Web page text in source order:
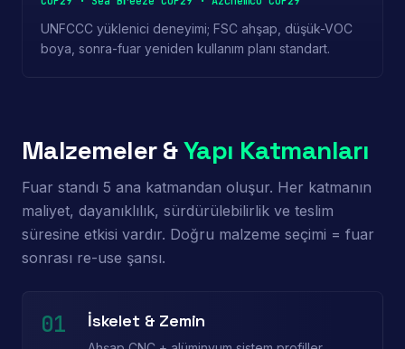
UNFCCC yüklenici deneyimi; FSC ahşap, düşük-VOC
boya, sonra-fuar yeniden kullanım planı standart.
Malzemeler &Yapı Katmanları
Fuar standı 5 ana katmandan oluşur. Her katmanın
maliyet, dayanıklılık, sürdürülebilirlik ve teslim
süresine etkisi vardır. Doğru malzeme seçimi = fuar
sonrası re-use şansı.
01 İskelet & Zemin